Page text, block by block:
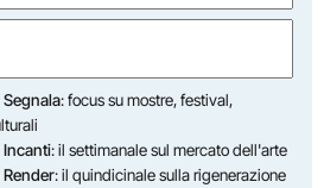
Segnala: focus su mostre, festival,
Incanti: il settimanale sul mercato dell'arte
Render: il quindicinale sulla rigenerazione